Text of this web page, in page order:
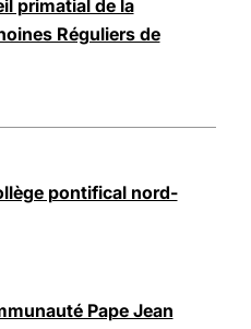
primatial de la
Réguliers de
pontifical nord-
Pape Jean